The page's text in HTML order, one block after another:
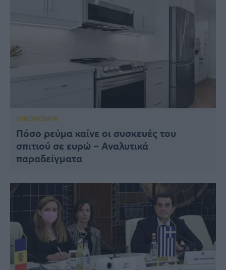
ΟΙΚΟΝΟΜΙΑ
Πόσο ρεύμα καίνε οι συσκευές του
σπιτιού σε ευρώ – Αναλυτικά
παραδείγματα